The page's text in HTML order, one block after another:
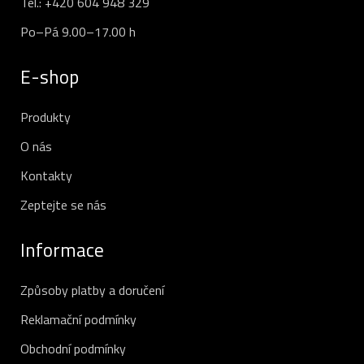
Po–Pá 9.00–17.00 h
E-shop
Produkty
O nás
Kontakty
Zeptejte se nás
Informace
Způsoby platby a doručení
Reklamační podmínky
Obchodní podmínky